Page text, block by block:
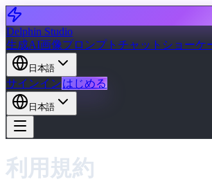
Delphin Studio
生成AI画像プロンプトチャット ショーケ
日本語
サインインはじめる
日本語
利用規約